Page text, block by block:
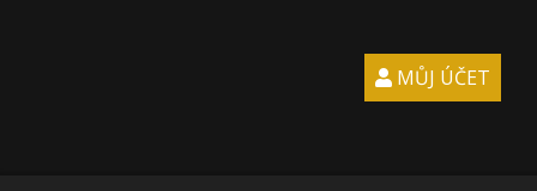
MŮJ ÚČET